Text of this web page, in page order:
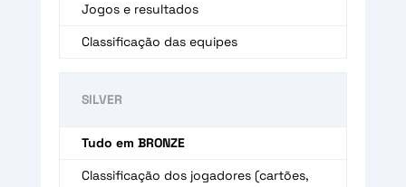
Jogos e resultados
Classificação das equipes
SILVER
Tudo em BRONZE
Classificação dos jogadores (cartões,